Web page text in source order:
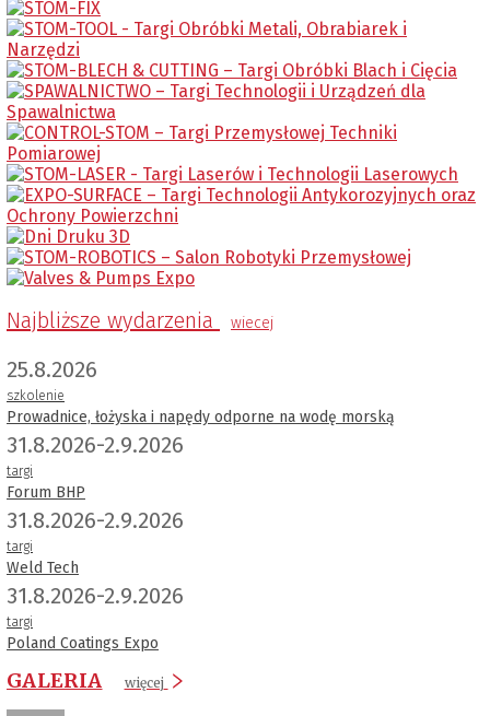
Najbliższe wydarzenia wiecej
25.8.2026
szkolenie
Prowadnice, łożyska i napędy odporne na wodę morską
31.8.2026-2.9.2026
targi
Forum BHP
31.8.2026-2.9.2026
targi
Weld Tech
31.8.2026-2.9.2026
targi
Poland Coatings Expo
GALERIA więcej